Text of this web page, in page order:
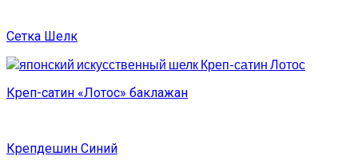
Сетка Шелк
Креп-сатин «Лотос» баклажан
Крепдешин Синий